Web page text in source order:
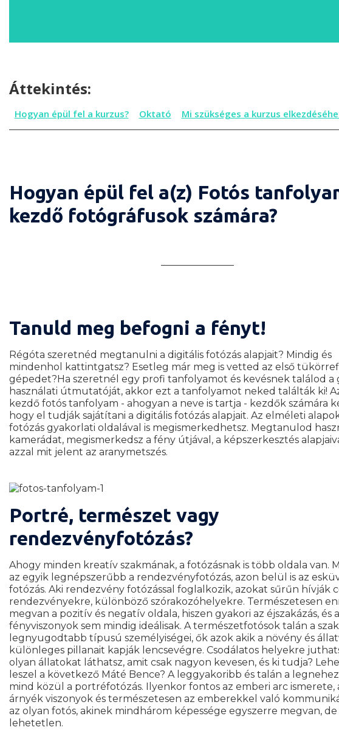
Áttekintés:
Hogyan épül fel a kurzus? Oktató Mi szükséges a kurzus
Hogyan épül fel a(z) Fotós
kezdő fotógráfusok számára?
Tanuld meg befogni a fényt!
Régóta szeretnéd megtanulni a digitális fotózás alapjait? Mindig és
mindenhol kattintgatsz? Esetleg már meg is vetted az első
gépedet?Ha szeretnél egy profi tanfolyamot és kevésnek találod a
használati útmutatóját, akkor ezt a tanfolyamot neked találták ki!
kezdő fotós tanfolyam - ahogyan a neve is tartja - kezdők számára
hogy el tudják sajátítani a digitális fotózás alapjait. Az elméleti
fotózás gyakorlati oldalával is megismerkedhetsz. Megtanulod
kamerádat, megismerkedsz a fény útjával, a képszerkesztés
azzal mit jelent az aranymetszés.
Portré, természet vagy
rendezvényfotózás?
Ahogy minden kreatív szakmának, a fotózásnak is több oldala van.
az egyik legnépszerűbb a rendezvényfotózás, azon belül is az
fotózás. Aki rendezvény fotózással foglalkozik, azokat sűrűn hívják
rendezvényekre, különböző szórakozóhelyekre. Természetesen
megvan a pozitív és negatív oldala, hiszen gyakori az éjszakázás, és a
fényviszonyok sem mindig ideálisak. A természetfotósok talán a
legnyugodtabb típusú személyiségei, ők azok akik a növény és
különleges pillanait kapják lencsevégre. Csodálatos helyekre
olyan állatokat láthatsz, amit csak nagyon kevesen, és ki tudja?
leszel a következő Máté Bence? A leggyakoribb és talán a
mind közül a portréfotózás. Ilyenkor fontos az emberi arc ismerete,
árnyék viszonyok és természetesen az emberekkel való
az olyan fotós, akinek mindhárom képessége egyszerre megvan,
lehetetlen.